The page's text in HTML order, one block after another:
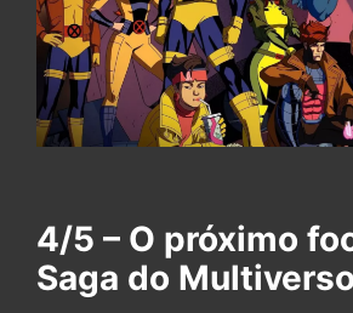
4/5 – O próximo
Saga do Multiverso